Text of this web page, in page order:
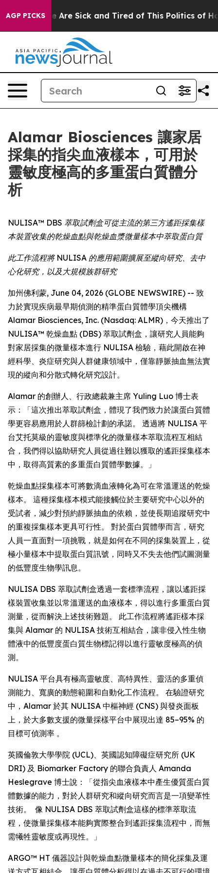
AGP PICKSAre Sick and Tired of This Politics of
Alamar Biosciences 讓家居
採集的指尖血液樣本，可用於
靈敏度極高的多重蛋白質體分
析
NULISA™ DBS 萃取試劑盒可從主流的第三方遙距採集樣
本裝置收集的乾燥血點與乾燥血漿微量樣本中萃取蛋白質
此工作流程將 NULISA 的應用範圍擴展至縱向研究、去中
心化研究，以及大規模族群研究
加州佛利蒙, June 04, 2026 (GLOBE NEWSWIRE) -- 致
力於實現疾病最早期偵測的精準蛋白質體學頂尖機構
Alamar Biosciences, Inc. (Nasdaq: ALMR)，今天推出了
NULISA™ 乾燥血點 (DBS) 萃取試劑盒，讓研究人員能夠
對家居採集的微量樣本進行 NULISA 檢驗，藉此開啟在神
經科學、炎症研究與人群健康領域中，僅靠靜脈抽血無法實
現的縱向和分散式轉化研究設計。
Alamar 的創辦人、行政總裁兼主席 Yuling Luo 博士表
示：「這次推出萃取試劑盒，體現了我們致力於讓蛋白質體
學更容易應用於人群篩檢計劃的承諾。 透過將 NULISA 平
台艾托莫級的靈敏度與標準化的微量樣本萃取流程互相結
合，我們得以協助研究人員從過往難以獲取的遙距採集樣本
中，取得高質素的多重蛋白質體學數據。」
乾燥血點採集樣本可將數滴血液轉化為可在常溫運送的乾燥
樣本。 這種採集樣本模式能接觸位於主要研究中心以外的
受試者，減少對預約靜脈抽血的依賴，並使長期追蹤研究中
的重複採集樣本更具可行性。 對於蛋白質體學而言，研究
人員一直面對一項挑戰，就是如何在不同的採集裝置上，從
極小量樣本中提取蛋白質訊號，同時又不失去他們試圖測量
的低豐度生物學訊息。
NULISA DBS 萃取試劑盒透過一套標準流程，讓以遙距採
樣裝置收集並以常溫運送的血液樣本，得以進行多重蛋白質
測量，從而解決上述技術難題。 此工作流程將遙距樣本採
集與 Alamar 的 NULISA 技術互相結合，讓非侵入性生物
體液中的低豐度蛋白質生物標記得以進行靈敏度極高的偵
測。
NULISA 平台具有極高靈敏度、高特異性、靈活的多重偵
測能力、寬廣的動態範圍和自動化工作流程。 在驗證研究
中，Alamar 於其 NULISA 中樞神經 (CNS) 與發炎面板
上，於大多數支援的微量採樣平台中展現出達 85–95% 的
目標可偵測率 。
英國倫敦大學學院 (UCL)、英國認知障礙症研究所 (UK
DRI) 及 Biomarker Factory 的聯合負責人 Amanda
Heslegrave 博士說：「從指尖血液樣本中產生優質蛋白質
體數據的能力，對於人群研究和縱向研究而言是一項變革性
技術。 像 NULISA DBS 萃取試劑盒這樣的標準萃取流
程，使微量採集樣本能夠實際整合到遙距採集流程中，而無
需犧牲靈敏度或再現性。」
ARGO™ HT 儀器設計與乾燥血點微量樣本的簡化採集及運